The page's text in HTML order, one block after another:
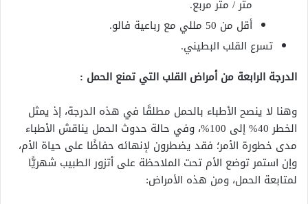
متر / متر مربع.
أقل من 50 مللي مع رباعية فالو.
تسرع القلب البطيني.
الدرجة الرابعة منأمراض القلب التي تمنع الحمل :
وهنا لا ينصح الأطباء بالحمل مطلقًا في هذه الدرجة، إذ يمثل
الخطر 40% إلى 100%، وفي حالة حدوث الحمل يناقش الأطباء
مدى خطورة الأمر؛ فقد يضطرون لإنهائه حفاظًا على حياة الأم،
وإن استمر توضع الأم تحت الملاحظة على أتزور الطبيب شهريًّا
لمتابعة الحمل، ومن هذه الأمراض: